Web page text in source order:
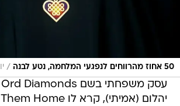
50 אחוז מהרווחים לנפגעי המלחמה, נטע לבנה /